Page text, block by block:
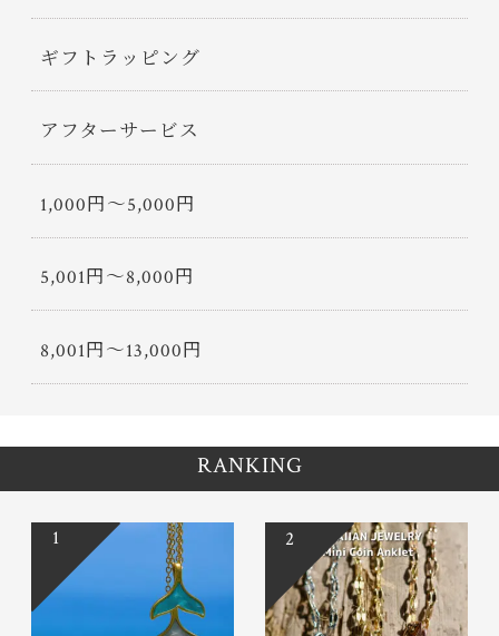
ギフトラッピング
アフターサービス
1,000円〜5,000円
5,001円〜8,000円
8,001円〜13,000円
RANKING
1 2